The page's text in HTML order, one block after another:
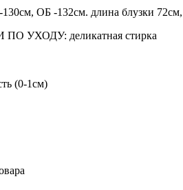
ОБ -132см. длина блузки
УХОДУ: деликатная стирка
(0-1см)